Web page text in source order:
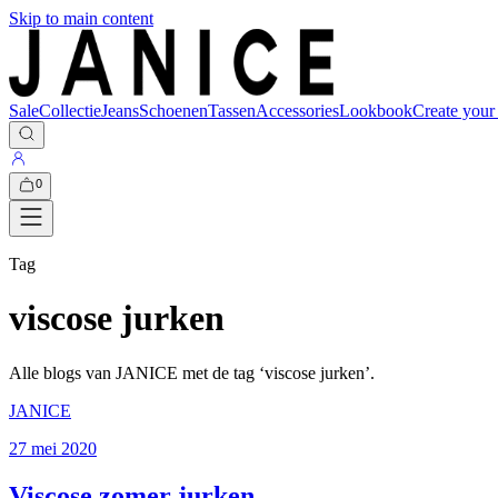
Skip to main content
SaleCollectieJeansSchoenenTassenAccessoriesLookbookCreate
0
Tag
viscose jurken
Alle blogs van JANICE met de tag ‘viscose jurken’.
JANICE
27 mei 2020